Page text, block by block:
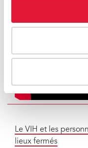
Le VIH et les
lieux fermés